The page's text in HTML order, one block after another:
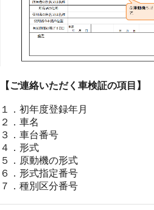
【ご連絡いただく車検証の項目】
１．初年度登録年月
２．車名
３．車台番号
４．形式
５．原動機の形式
６．形式指定番号
７．種別区分番号